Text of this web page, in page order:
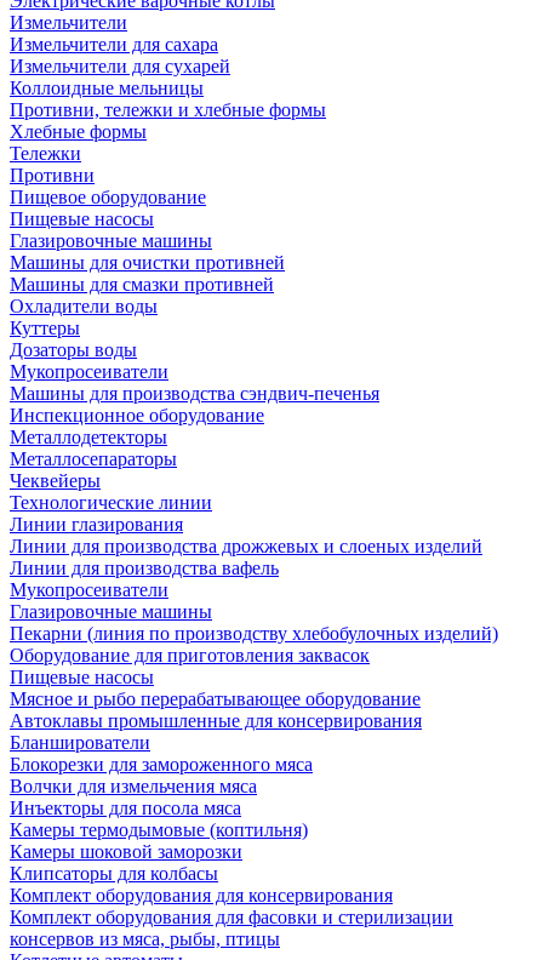
Измельчители
Измельчители для сахара
Измельчители для сухарей
Коллоидные мельницы
Противни, тележки и хлебные формы
Хлебные формы
Тележки
Противни
Пищевое оборудование
Пищевые насосы
Глазировочные машины
Машины для очистки противней
Машины для смазки противней
Охладители воды
Куттеры
Дозаторы воды
Мукопросеиватели
Машины для производства сэндвич-печенья
Инспекционное оборудование
Металлодетекторы
Металлосепараторы
Чеквейеры
Технологические линии
Линии глазирования
Линии для производства дрожжевых и слоеных изделий
Линии для производства вафель
Мукопросеиватели
Глазировочные машины
Пекарни (линия по производству хлебобулочных изделий)
Оборудование для приготовления заквасок
Пищевые насосы
Мясное и рыбо перерабатывающее оборудование
Автоклавы промышленные для консервирования
Бланширователи
Блокорезки для замороженного мяса
Волчки для измельчения мяса
Инъекторы для посола мяса
Камеры термодымовые (коптильня)
Камеры шоковой заморозки
Клипсаторы для колбасы
Комплект оборудования для консервирования
Комплект оборудования для фасовки и стерилизации
консервов из мяса, рыбы, птицы